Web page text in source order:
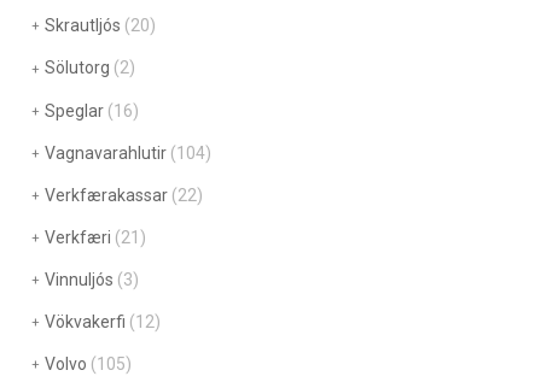
Skrautljós (20)
Sölutorg (2)
Speglar (16)
Vagnavarahlutir (104)
Verkfærakassar (22)
Verkfæri (21)
Vinnuljós (3)
Vökvakerfi (12)
Volvo (105)